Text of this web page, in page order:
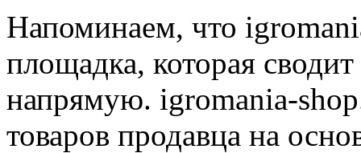
Напоминаем, что
площадка, которая
напрямую. igromania-
товаров продавца на